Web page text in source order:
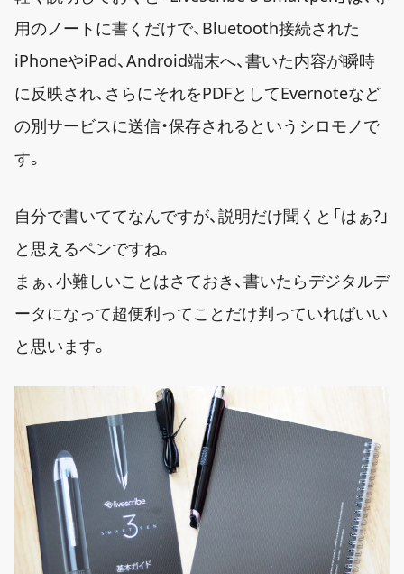
用のノートに書くだけで、Bluetooth接続された
iPhoneやiPad、Android端末へ、書いた内容が瞬時
に反映され、さらにそれをPDFとしてEvernoteなど
の別サービスに送信・保存されるというシロモノで
す。
自分で書いててなんですが、説明だけ聞くと「はぁ?」
と思えるペンですね。
まぁ、小難しいことはさておき、書いたらデジタルデ
ータになって超便利ってことだけ判っていればいい
と思います。